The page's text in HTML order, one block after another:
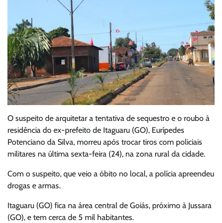
O suspeito de arquitetar a tentativa de sequestro e o roubo à
residência do ex-prefeito de Itaguaru (GO), Eurípedes
Potenciano da Silva, morreu após trocar tiros com policiais
militares na última sexta-feira (24), na zona rural da cidade.
Com o suspeito, que veio a óbito no local, a polícia apreendeu
drogas e armas.
Itaguaru (GO) fica na área central de Goiás, próximo à Jussara
(GO), e tem cerca de 5 mil habitantes.